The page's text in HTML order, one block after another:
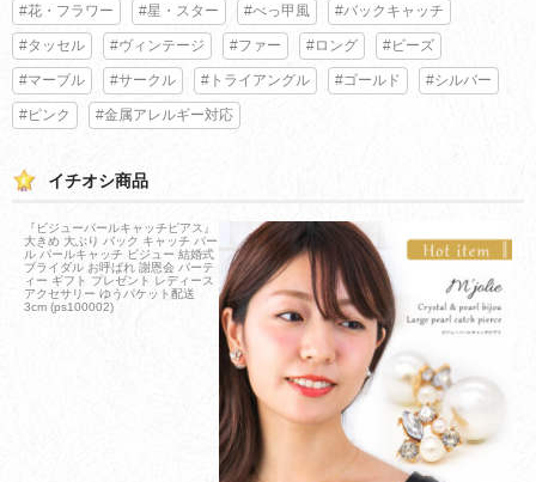
#花・フラワー #星・スター #べっ甲風 #バックキャッチ
#タッセル #ヴィンテージ #ファー #ロング #ビーズ
#マーブル #サークル #トライアングル #ゴールド #シルバー
#ピンク #金属アレルギー対応
イチオシ商品
『ビジューパールキャッチピアス』
大きめ 大ぶり バック キャッチ パー
ル パールキャッチ ビジュー 結婚式
ブライダル お呼ばれ 謝恩会 パーテ
ィー ギフト プレゼント レディース
アクセサリー ゆうパケット配送
3cm (ps100002)